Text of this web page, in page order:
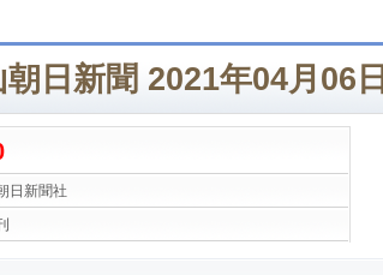
日新聞 2021年04月06日
日新聞社